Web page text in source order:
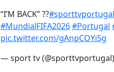
“I’M BACK” ??#sporttvportugal
#MundialFIFA2026 #Portugal
pic.twitter.com/gAnpCOYi5g
— sport tv (@sporttvportugal)